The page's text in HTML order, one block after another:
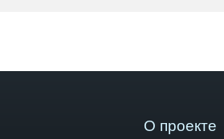
О проекте